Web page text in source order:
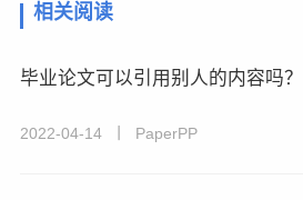
相关阅读
毕业论文可以引用别人的内容吗？
2022-04-14 丨 PaperPP